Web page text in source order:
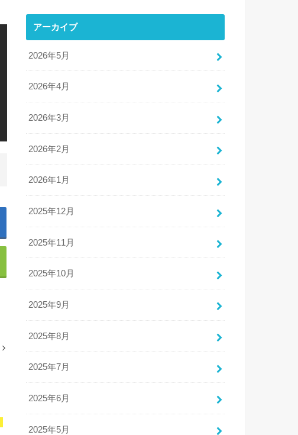
アーカイブ
2026年5月
2026年4月
2026年3月
2026年2月
2026年1月
2025年12月
2025年11月
2025年10月
2025年9月
2025年8月
2025年7月
2025年6月
2025年5月